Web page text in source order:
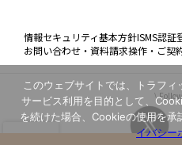
情報セキュリティ基本方針ISMS認証
お問い合わせ・資料請求操作・ご契
\
このウェブサイトでは、トラフ
サービス利用を目的として、
を続けた場合、Cookieの使用を承
イバシー